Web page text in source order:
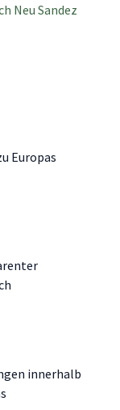
Neu Sandez
Europas
innerhalb